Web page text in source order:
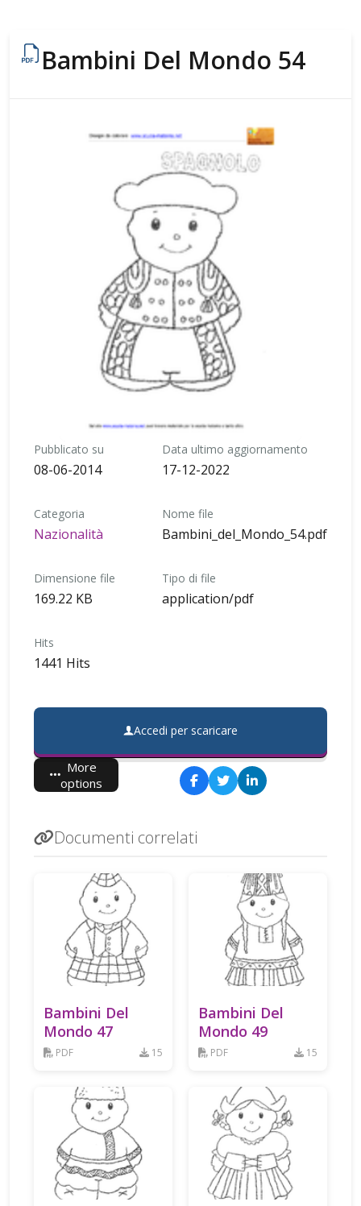
Bambini Del Mondo 54
Pubblicato su
08-06-2014
Data ultimo aggiornamento
17-12-2022
Categoria
Nazionalità
Nome file
Bambini_del_Mondo_54.pdf
Dimensione file
169.22 KB
Tipo di file
application/pdf
Hits
1441 Hits
Accedi per scaricare
More
options
Documenti correlati
Bambini Del
Mondo 47
PDF 15
Bambini Del
Mondo 49
PDF 15